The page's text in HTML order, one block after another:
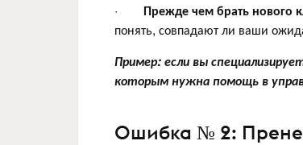
· Прежде чем брать нового
понять, совпадают ли ваши
Пример: если вы
которым нужна помощь в
Ошибка № 2: